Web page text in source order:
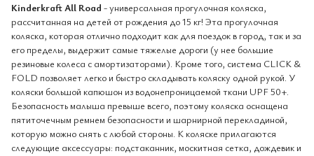
Kinderkraft All Road - универсальная прогулочная коляска,
рассчитанная на детей от рождения до 15 кг! Эта прогулочная
коляска, которая отлично подходит как для поездок в город, так и за
его пределы, выдержит самые тяжелые дороги (у нее большие
резиновые колеса с амортизаторами). Кроме того, система CLICK &
FOLD позволяет легко и быстро складывать коляску одной рукой. У
коляски большой капюшон из водонепроницаемой ткани UPF 50+.
Безопасность малыша превыше всего, поэтому коляска оснащена
пятиточечным ремнем безопасности и шарнирной перекладиной,
которую можно снять с любой стороны. К коляске прилагаются
следующие аксессуары: подстаканник, москитная сетка, дождевик и